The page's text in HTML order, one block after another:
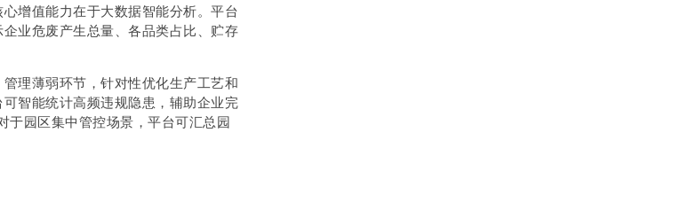
增值能力在于大数据智能分析。平台
业危废产生总量、各品类占比、贮存
理薄弱环节，针对性优化生产工艺和
智能统计高频违规隐患，辅助企业完
于园区集中管控场景，平台可汇总园